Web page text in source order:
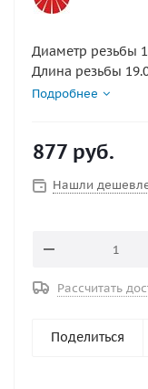
Диаметр резьбы
Длина резьбы
Калильное число 7
Межэлектродный
Подробнее
877 руб.
Нашли
Рассчитать
Поделиться